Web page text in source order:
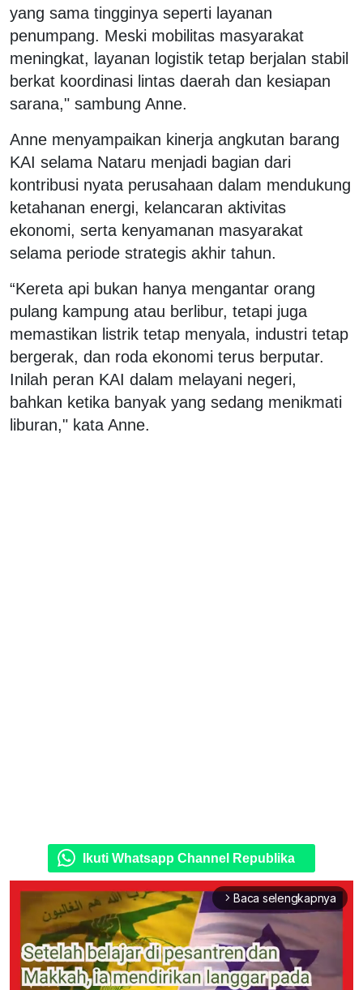
yang sama tingginya seperti layanan
penumpang. Meski mobilitas masyarakat
meningkat, layanan logistik tetap berjalan stabil
berkat koordinasi lintas daerah dan kesiapan
sarana," sambung Anne.
Anne menyampaikan kinerja angkutan barang
KAI selama Nataru menjadi bagian dari
kontribusi nyata perusahaan dalam mendukung
ketahanan energi, kelancaran aktivitas
ekonomi, serta kenyamanan masyarakat
selama periode strategis akhir tahun.
“Kereta api bukan hanya mengantar orang
pulang kampung atau berlibur, tetapi juga
memastikan listrik tetap menyala, industri tetap
bergerak, dan roda ekonomi terus berputar.
Inilah peran KAI dalam melayani negeri,
bahkan ketika banyak yang sedang menikmati
liburan," kata Anne.
Ikuti Whatsapp Channel Republika
arrow_forward_ios Baca selengkapnya